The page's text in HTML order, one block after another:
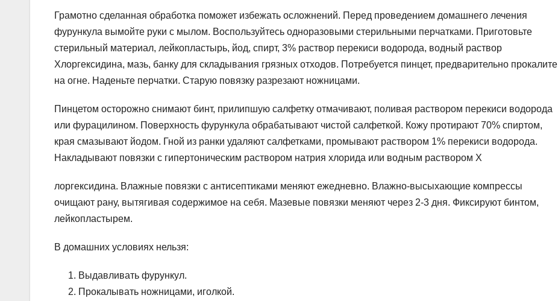
Грамотно сделанная обработка поможет избежать осложнений. Перед проведением домашнего лечения
фурункула вымойте руки с мылом. Воспользуйтесь одноразовыми стерильными перчатками. Приготовьте
стерильный материал, лейкопластырь, йод, спирт, 3% раствор перекиси водорода, водный раствор
Хлоргексидина, мазь, банку для складывания грязных отходов. Потребуется пинцет, предварительно прокалите
на огне. Наденьте перчатки. Старую повязку разрезают ножницами.
Пинцетом осторожно снимают бинт, прилипшую салфетку отмачивают, поливая раствором перекиси водорода
или фурацилином. Поверхность фурункула обрабатывают чистой салфеткой. Кожу протирают 70% спиртом,
края смазывают йодом. Гной из ранки удаляют салфетками, промывают раствором 1% перекиси водорода.
Накладывают повязки с гипертоническим раствором натрия хлорида или водным раствором Х
лоргексидина. Влажные повязки с антисептиками меняют ежедневно. Влажно-высыхающие компрессы
очищают рану, вытягивая содержимое на себя. Мазевые повязки меняют через 2-3 дня. Фиксируют бинтом,
лейкопластырем.
В домашних условиях нельзя:
Выдавливать фурункул.
Прокалывать ножницами, иголкой.